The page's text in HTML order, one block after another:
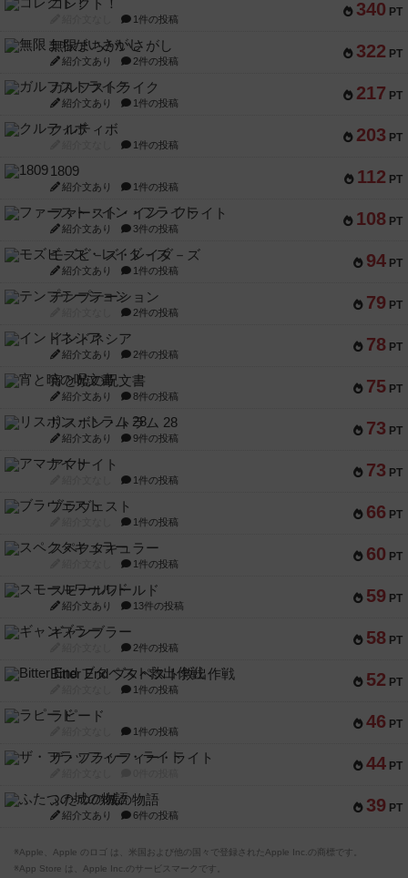
340 PT
コレクト！
1件の投稿
322 PT
無限まちがいさがし
紹介文あり 2件の投稿
217 PT
ガルフストライク
紹介文あり 1件の投稿
203 PT
クルティボ
1件の投稿
112 PT
1809
紹介文あり 1件の投稿
108 PT
ファースト・イン・フライト
紹介文あり 3件の投稿
94 PT
モズビ－ズ・レイダ－ズ
紹介文あり 1件の投稿
79 PT
テンプテーション
2件の投稿
78 PT
インドネシア
紹介文あり 2件の投稿
75 PT
宵と暁の呪文書
紹介文あり 8件の投稿
73 PT
リスボン・トラム 28
紹介文あり 9件の投稿
73 PT
アマナイト
1件の投稿
66 PT
ブラヴェスト
1件の投稿
60 PT
スペクタキュラー
1件の投稿
59 PT
スモールワールド
紹介文あり 13件の投稿
58 PT
ギャンブラー
2件の投稿
52 PT
Bitter End ブタペスト救出作戦
1件の投稿
46 PT
ラピード
1件の投稿
44 PT
ザ・フラッフィー・ライト
39 PT
ふたつの城の物語
紹介文あり 6件の投稿
※Apple、Apple のロゴ は、米国および他の国々で登録されたApple Inc.の商標です。
※App Store は、Apple Inc.のサービスマークです。